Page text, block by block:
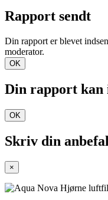
Rapport sendt
Din rapport er blevet
moderator.
OK
Din rapport kan
OK
Skriv din
×